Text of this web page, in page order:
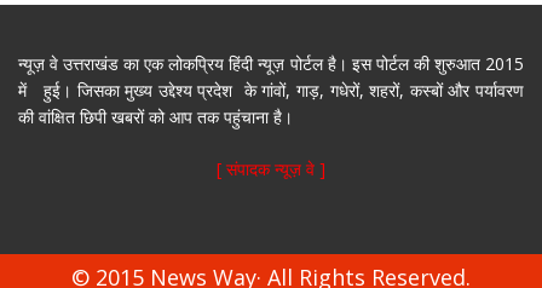
न्यूज़ वे उत्तराखंड का एक लोकप्रिय हिंदी न्यूज़ पोर्टल है। इस पोर्टल की शुरुआत 2015
में हुई। जिसका मुख्य उद्देश्य प्रदेश के गांवों, गाड़, गधेरों, शहरों, कस्बों और पर्यावरण
की वांक्षित छिपी खबरों को आप तक पहुंचाना है।
[ संपादक न्यूज़ वे ]
© 2015 News Way· All Rights Reserved.